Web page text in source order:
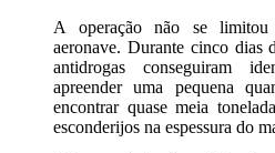
A operação não se limitou
aeronave. Durante cinco dias
antidrogas conseguiram
apreender uma pequena
encontrar quase meia
esconderijos na espessura do